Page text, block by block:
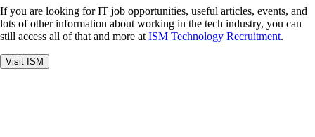
If you are looking for IT job opportunities, useful articles, events, and
lots of other information about working in the tech industry, you can
still access all of that and more at ISM Technology Recruitment.
Visit ISM